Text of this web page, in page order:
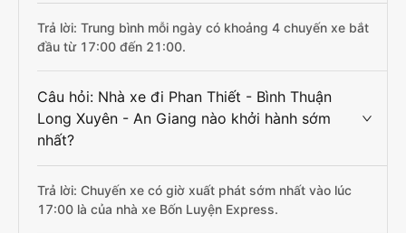
Trả lời: Trung bình mỗi ngày có khoảng 4 chuyến xe bắt
đầu từ 17:00 đến 21:00.
Câu hỏi: Nhà xe đi Phan Thiết - Bình Thuận
Long Xuyên - An Giang nào khởi hành sớm
nhất?
Trả lời: Chuyến xe có giờ xuất phát sớm nhất vào lúc
17:00 là của nhà xe Bốn Luyện Express.